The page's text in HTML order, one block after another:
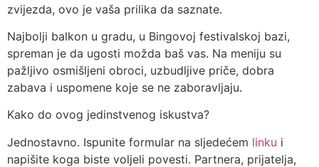
zvijezda, ovo je vaša prilika da saznate.
Najbolji balkon u gradu, u Bingovoj festivalskoj bazi,
spreman je da ugosti možda baš vas. Na meniju su
pažljivo osmišljeni obroci, uzbudljive priče, dobra
zabava i uspomene koje se ne zaboravljaju.
Kako do ovog jedinstvenog iskustva?
Jednostavno. Ispunite formular na sljedećem linku i
napišite koga biste voljeli povesti. Partnera, prijatelja,